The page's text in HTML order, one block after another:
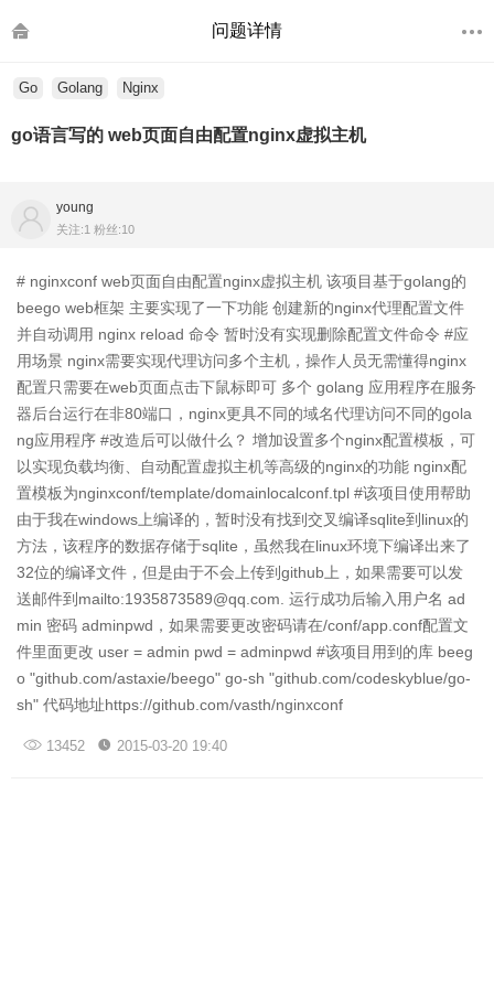
问题详情
Go Golang Nginx
go语言写的 web页面自由配置nginx虚拟主机
young
关注:1 粉丝:10
# nginxconf web页面自由配置nginx虚拟主机 该项目基于golang的
beego web框架 主要实现了一下功能 创建新的nginx代理配置文件
并自动调用 nginx reload 命令 暂时没有实现删除配置文件命令 #应
用场景 nginx需要实现代理访问多个主机，操作人员无需懂得nginx
配置只需要在web页面点击下鼠标即可 多个 golang 应用程序在服务
器后台运行在非80端口，nginx更具不同的域名代理访问不同的gola
ng应用程序 #改造后可以做什么？ 增加设置多个nginx配置模板，可
以实现负载均衡、自动配置虚拟主机等高级的nginx的功能 nginx配
置模板为nginxconf/template/domainlocalconf.tpl #该项目使用帮助
由于我在windows上编译的，暂时没有找到交叉编译sqlite到linux的
方法，该程序的数据存储于sqlite，虽然我在linux环境下编译出来了
32位的编译文件，但是由于不会上传到github上，如果需要可以发
送邮件到mailto:1935873589@qq.com. 运行成功后输入用户名 ad
min 密码 adminpwd，如果需要更改密码请在/conf/app.conf配置文
件里面更改 user = admin pwd = adminpwd #该项目用到的库 beeg
o "github.com/astaxie/beego" go-sh "github.com/codeskyblue/go-
sh" 代码地址https://github.com/vasth/nginxconf
13452 2015-03-20 19:40